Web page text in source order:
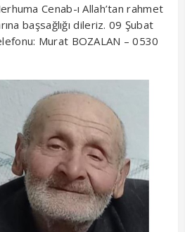
Cenab-ı Allah’tan rahmet
başsağlığı dileriz. 09 Şubat
Murat BOZALAN – 0530